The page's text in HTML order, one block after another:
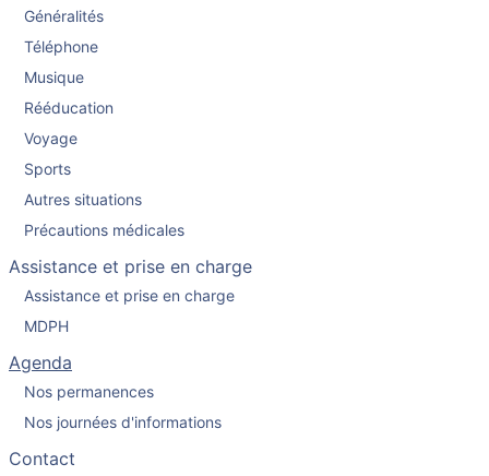
Généralités
Téléphone
Musique
Rééducation
Voyage
Sports
Autres situations
Précautions médicales
Assistance et prise en charge
Assistance et prise en charge
MDPH
Agenda
Nos permanences
Nos journées d'informations
Contact